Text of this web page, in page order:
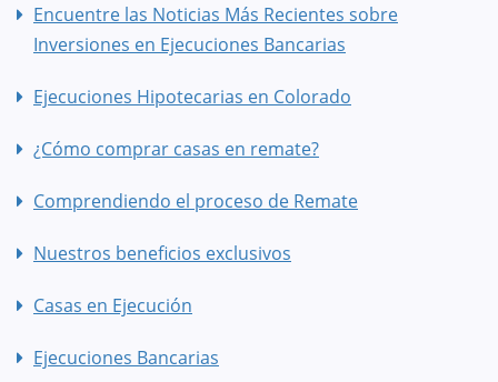
Encuentre las Noticias Más Recientes sobre
Inversiones en Ejecuciones Bancarias
Ejecuciones Hipotecarias en Colorado
¿Cómo comprar casas en remate?
Comprendiendo el proceso de Remate
Nuestros beneficios exclusivos
Casas en Ejecución
Ejecuciones Bancarias